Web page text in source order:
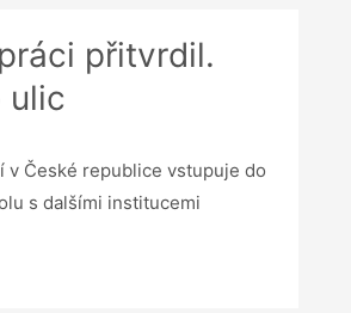
přitvrdil.
ulic
v České republice vstupuje do
s dalšími institucemi